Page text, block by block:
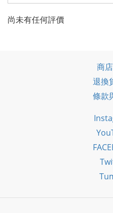
尚未有任何評價
商
退換
條款